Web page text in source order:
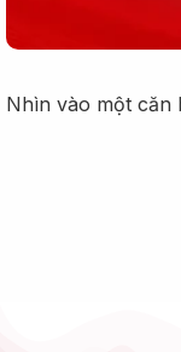
Nhìn vào một căn